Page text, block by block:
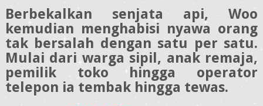
Berbekalkan senjata api, Woo
kemudian menghabisi nyawa orang
tak bersalah dengan satu per satu.
Mulai dari warga sipil, anak remaja,
pemilik toko hingga operator
telepon ia tembak hingga tewas.